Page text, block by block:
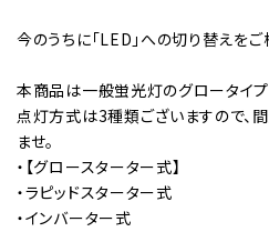
今のうちに「LED」への切り替えをご
本商品は一般蛍光灯のグロータイプ
点灯方式は3種類ございますので、
ませ。
・【グロースターター式】
・ラピッドスターター式
・インバーター式